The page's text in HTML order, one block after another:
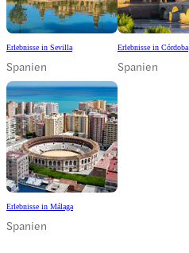
Erlebnisse in Sevilla
Spanien
Erlebnisse in Córdoba
Spanien
Erlebnisse in Málaga
Spanien